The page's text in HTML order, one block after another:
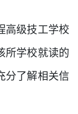
高级技工学校
所学校就读的
分了解相关信